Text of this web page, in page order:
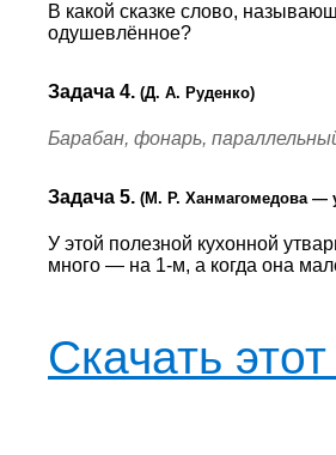
В какой сказке слово,
одушевлённое?
Задача 4. (Д. А. Руденко)
Барабан, фонарь,
Задача 5. (М. Р. Ханмагомедова —
У этой полезной кухонной
много — на 1-м, а когда она
Скачать